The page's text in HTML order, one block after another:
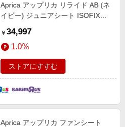
Aprica アップリカ リライド AB (ネ
イビー) ジュニアシート ISOFIX固
頃～12才頃まで
￥ 34,997
1.0%
ストアにすすむ
Aprica アップリカ ファンシート